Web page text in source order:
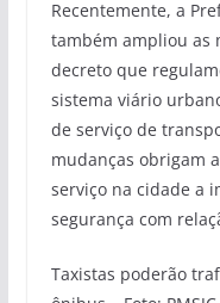
Recentemente, a
também ampliou as
decreto que
sistema viário
de serviço de
mudanças obrigam
serviço na cidade a
segurança com
Taxistas poderão